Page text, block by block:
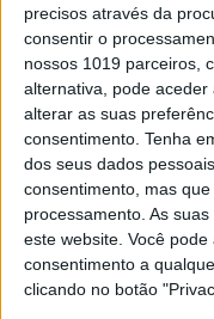
precisos através da
consentir o
nossos 1019 parceiros,
alternativa, pode
alterar as suas
consentimento. Tenha
dos seus dados
consentimento, mas
processamento. As
este website. Você
consentimento a
clicando no botão
Visão